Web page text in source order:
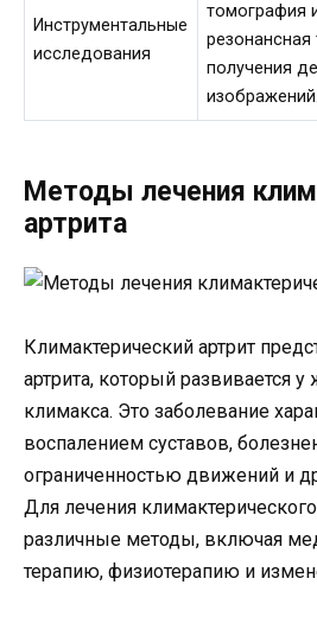
Инструментальные
исследования
томография
получения
изображений.
Методы лечения
артрита
Климактерический артрит
артрита, который развивается
климакса. Это заболевание
воспалением суставов,
ограниченностью движений и
Для лечения
различные методы, включая
терапию, физиотерапию и